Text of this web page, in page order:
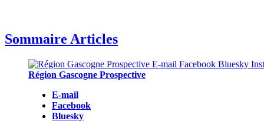
Sommaire Articles
Région Gascogne Prospective
E-mail
Facebook
Bluesky